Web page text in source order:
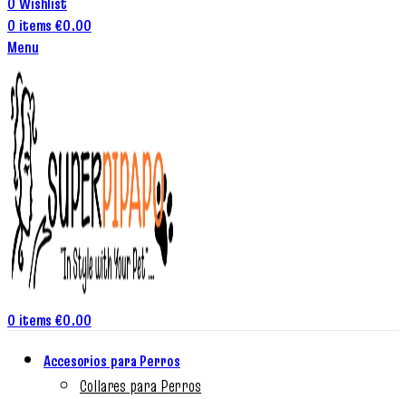
0 items €0.00
Menu
0 items €0.00
Accesorios para Perros
Collares para Perros